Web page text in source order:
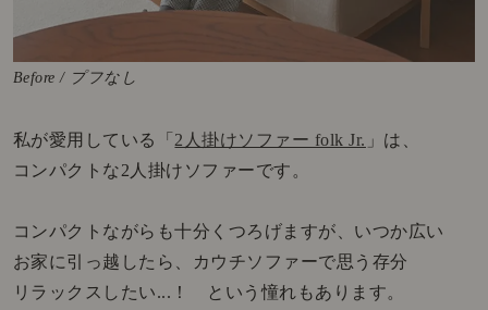
Before / プフなし
私が愛用している「 2人掛けソファー folk Jr. 」は、
コンパクトな2人掛けソファーです。
コンパクトながらも十分くつろげますが、いつか広い
お家に引っ越したら、カウチソファーで思う存分
リラックスしたい...！ という憧れもあります。